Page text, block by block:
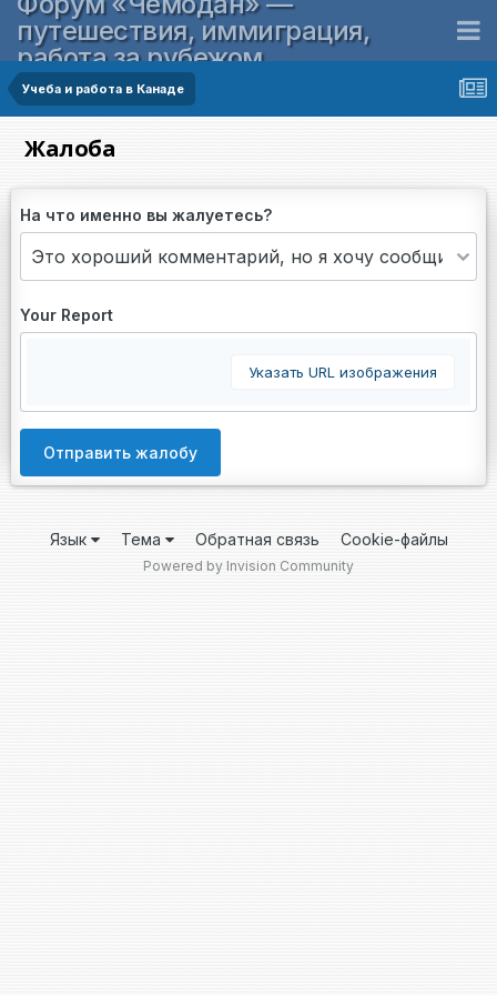
путешествия, иммиграция,
работа за рубежом
Учеба и работа в Канаде
Жалоба
На что именно вы жалуетесь?
Your Report
Указать URL изображения
Отправить жалобу
Язык Тема Обратная связь Cookie-файлы
Powered by Invision Community